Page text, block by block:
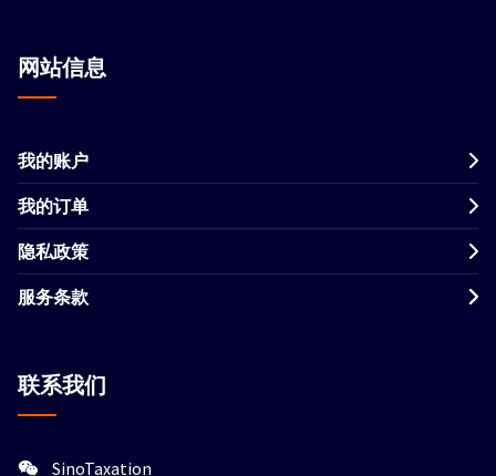
网站信息
我的账户
我的订单
隐私政策
服务条款
联系我们
SinoTaxation